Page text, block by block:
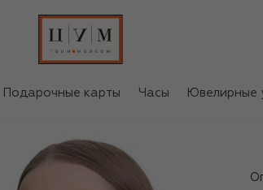
Подарочные карты Часы Ювелирные